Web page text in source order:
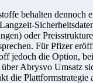
behalten dennoch
oder
Für Pfizer
jedoch die Option,
Abrysvo Umsatz
die Plattformstrategie